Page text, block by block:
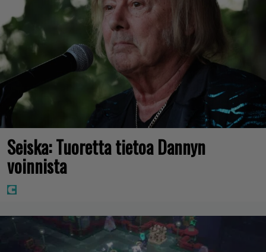
Seiska: Tuoretta tietoa Dannyn
voinnista